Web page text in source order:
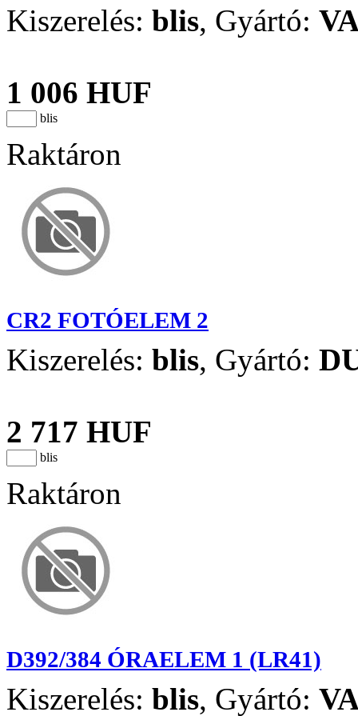
Kiszerelés: blis, Gyártó:
1 006 HUF
blis
Raktáron
CR2 FOTÓELEM 2
Kiszerelés: blis, Gyártó:
2 717 HUF
blis
Raktáron
D392/384 ÓRAELEM 1 (LR41)
Kiszerelés: blis, Gyártó: